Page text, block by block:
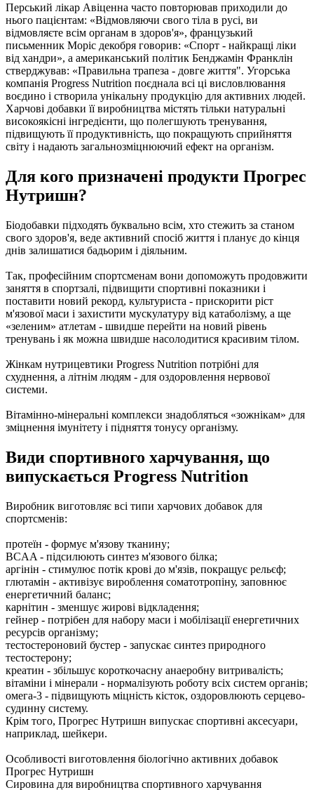
Перський лікар Авіценна часто повторював приходили до
нього пацієнтам: «Відмовляючи свого тіла в русі, ви
відмовляєте всім органам в здоров'я», французький
письменник Моріс декобря говорив: «Спорт - найкращі ліки
від хандри», а американський політик Бенджамін Франклін
стверджував: «Правильна трапеза - довге життя". Угорська
компанія Progress Nutrition поєднала всі ці висловлювання
воєдино і створила унікальну продукцію для активних людей.
Харчові добавки її виробництва містять тільки натуральні
високоякісні інгредієнти, що полегшують тренування,
підвищують її продуктивність, що покращують сприйняття
світу і надають загальнозміцнюючий ефект на організм.
Для кого призначені продукти Прогрес
Нутришн?
Біодобавки підходять буквально всім, хто стежить за станом
свого здоров'я, веде активний спосіб життя і планує до кінця
днів залишатися бадьорим і діяльним.
Так, професійним спортсменам вони допоможуть продовжити
заняття в спортзалі, підвищити спортивні показники і
поставити новий рекорд, культуриста - прискорити ріст
м'язової маси і захистити мускулатуру від катаболізму, а ще
«зеленим» атлетам - швидше перейти на новий рівень
тренувань і як можна швидше насолодитися красивим тілом.
Жінкам нутрицевтики Progress Nutrition потрібні для
схуднення, а літнім людям - для оздоровлення нервової
системи.
Вітамінно-мінеральні комплекси знадобляться «зожнікам» для
зміцнення імунітету і підняття тонусу організму.
Види спортивного харчування, що
випускається Progress Nutrition
Виробник виготовляє всі типи харчових добавок для
спортсменів:
протеїн - формує м'язову тканину;
BCAA - підсилюють синтез м'язового білка;
аргінін - стимулює потік крові до м'язів, покращує рельєф;
глютамін - активізує вироблення соматотропіну, заповнює
енергетичний баланс;
карнітин - зменшує жирові відкладення;
гейнер - потрібен для набору маси і мобілізації енергетичних
ресурсів організму;
тестостероновий бустер - запускає синтез природного
тестостерону;
креатин - збільшує короткочасну анаеробну витривалість;
вітаміни і мінерали - нормалізують роботу всіх систем органів;
омега-3 - підвищують міцність кісток, оздоровлюють серцево-
судинну систему.
Крім того, Прогрес Нутришн випускає спортивні аксесуари,
наприклад, шейкери.
Особливості виготовлення біологічно активних добавок
Прогрес Нутришн
Сировина для виробництва спортивного харчування